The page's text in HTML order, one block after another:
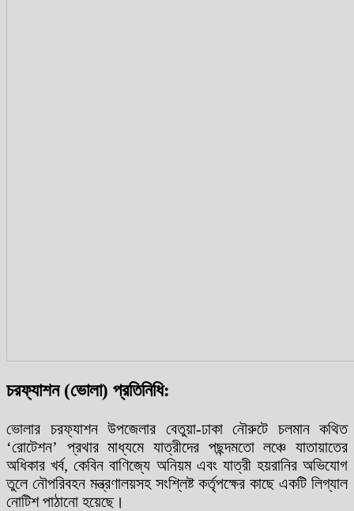
চরফ্যাশন (ভোলা) প্রতিনিধি:
ভোলার চরফ্যাশন উপজেলার বেতুয়া-ঢাকা নৌরুটে চলমান কথিত
‘রোটেশন’ প্রথার মাধ্যমে যাত্রীদের পছন্দমতো লঞ্চে যাতায়াতের
অধিকার খর্ব, কেবিন বাণিজ্যে অনিয়ম এবং যাত্রী হয়রানির অভিযোগ
তুলে নৌপরিবহন মন্ত্রণালয়সহ সংশ্লিষ্ট কর্তৃপক্ষের কাছে একটি লিগ্যাল
নোটিশ পাঠানো হয়েছে।